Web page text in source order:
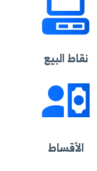
نقاط البيع
الأقساط